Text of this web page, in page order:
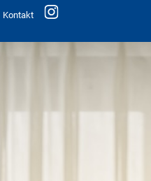
Kontakt